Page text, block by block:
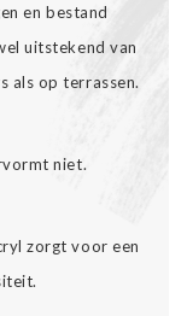
en bestand
uitstekend van
als op terrassen.
niet.
zorgt voor een